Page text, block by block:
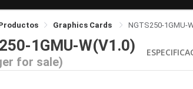
Graphics Cards NGTS250-1GMU-
1GMU-W(V1.0)
for sale)